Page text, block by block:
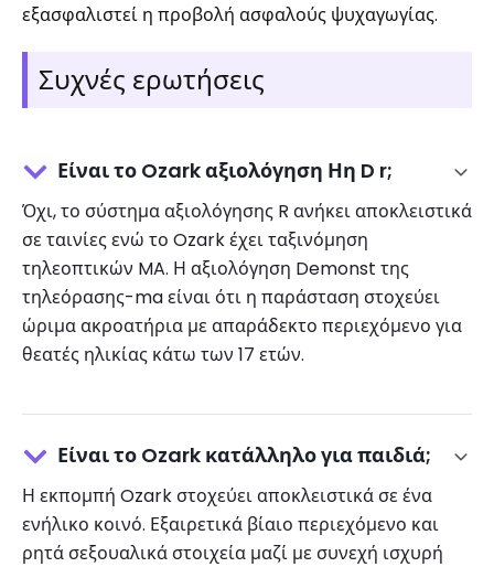
εξασφαλιστεί η προβολή ασφαλούς ψυχαγωγίας.
Συχνές ερωτήσεις
Είναι το Ozark αξιολόγηση Ηη D r;
Όχι, το σύστημα αξιολόγησης R ανήκει αποκλειστικά
σε ταινίες ενώ το Ozark έχει ταξινόμηση
τηλεοπτικών MA. Η αξιολόγηση Demonst της
τηλεόρασης-ma είναι ότι η παράσταση στοχεύει
ώριμα ακροατήρια με απαράδεκτο περιεχόμενο για
θεατές ηλικίας κάτω των 17 ετών.
Είναι το Ozark κατάλληλο για παιδιά;
Η εκπομπή Ozark στοχεύει αποκλειστικά σε ένα
ενήλικο κοινό. Εξαιρετικά βίαιο περιεχόμενο και
ρητά σεξουαλικά στοιχεία μαζί με συνεχή ισχυρή